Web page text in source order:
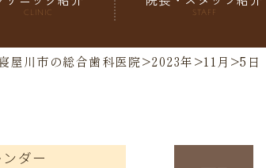
CLINIC STAFF
屋川市の総合歯科医院 >2023年 >11月 >5日
ダー